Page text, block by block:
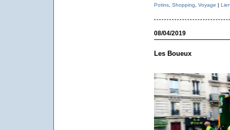
Potins, Shopping Voyage |
08/04/2019
Les Boueux